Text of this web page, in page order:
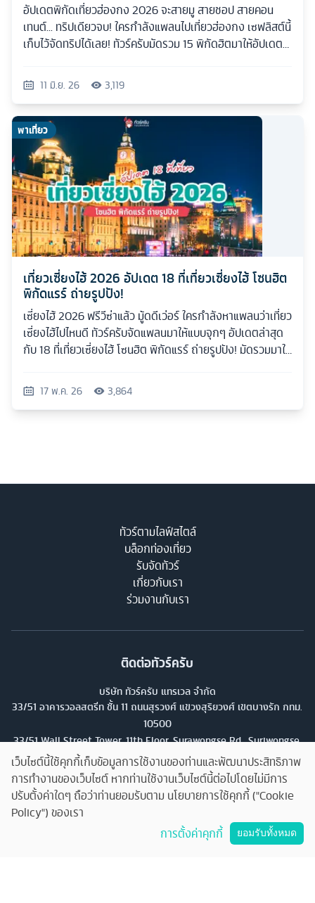
อัปเดตพิกัดเที่ยวฮ่องกง 2026 จะสายมู สายชอป สายคอน
เทนต์... ทริปเดียวจบ! ใครกำลังแพลนไปเที่ยวฮ่องกง เซฟลิสต์นี้
เก็บไว้จัดทริปได้เลย! ทัวร์ครับมัดรวม 15 พิกัดฮิตมาให้อัปเดต
11 มิ.ย. 26 3,119
พาเที่ยว
เที่ยวเซี่ยงไฮ้ 2026 อัปเดต 18 ที่เที่ยวเซี่ยงไฮ้ โซนฮิต
พิกัดแรร์ ถ่ายรูปปัง!
เซี่ยงไฮ้ 2026 ฟรีวีซ่าแล้ว มู้ดดีเว่อร์ ใครกำลังหาแพลนว่าเที่ยว
เซี่ยงไฮ้ไปไหนดี ทัวร์ครับจัดแพลนมาให้แบบจุกๆ อัปเดตล่าสุด
กับ 18 ที่เที่ยวเซี่ยงไฮ้ โซนฮิต พิกัดแรร์ ถ่ายรูปปัง! มัดรวมมาให้
17 พ.ค. 26 3,864
ทัวร์ตามไลฟ์สไตล์
บล็อกท่องเที่ยว
รับจัดทัวร์
เกี่ยวกับเรา
ร่วมงานกับเรา
ติดต่อทัวร์ครับ
บริษัท ทัวร์ครับ แทรเวล จำกัด
33/51 อาคารวอลสตรีท ชั้น 11 ถนนสุรวงศ์ แขวงสุริยวงศ์ เขตบางรัก กทม.
10500
33/51 Wall Street Tower, 11th Floor, Surawongse Rd., Suriwongse,
Bangrak, Bangkok. โทร02-853-9982
เลขที่ใบอนุญาต
11/13224
คุยกับทัวร์ครับ
เว็บไซต์นี้ใช้คุกกี้เก็บข้อมูลการใช้งานของท่านและพัฒนาประสิทธิภาพ
การทำงานของเว็บไซต์ หากท่านใช้งานเว็บไซต์นี้ต่อไปโดยไม่มีการ
ปรับตั้งค่าใดๆ ถือว่าท่านยอมรับตาม นโยบายการใช้คุกกี้ ("Cookie
Policy") ของเรา
การตั้งค่าคุกกี้
ยอมรับทั้งหมด